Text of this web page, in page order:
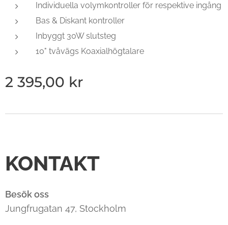
Individuella volymkontroller för respektive ingång
Bas & Diskant kontroller
Inbyggt 30W slutsteg
10" tvåvägs Koaxialhögtalare
2 395,00 kr
KONTAKT
Besök oss
Jungfrugatan 47, Stockholm